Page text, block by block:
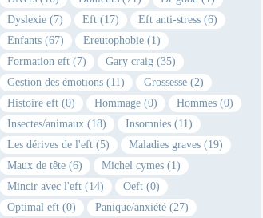
Dyslexie (7)
Eft (17)
Eft anti-stress (6)
Enfants (67)
Ereutophobie (1)
Formation eft (7)
Gary craig (35)
Gestion des émotions (11)
Grossesse (2)
Histoire eft (0)
Hommage (0)
Hommes (0)
Insectes/animaux (18)
Insomnies (11)
Les dérives de l'eft (5)
Maladies graves (19)
Maux de tête (6)
Michel cymes (1)
Mincir avec l'eft (14)
Oeft (0)
Optimal eft (0)
Panique/anxiété (27)